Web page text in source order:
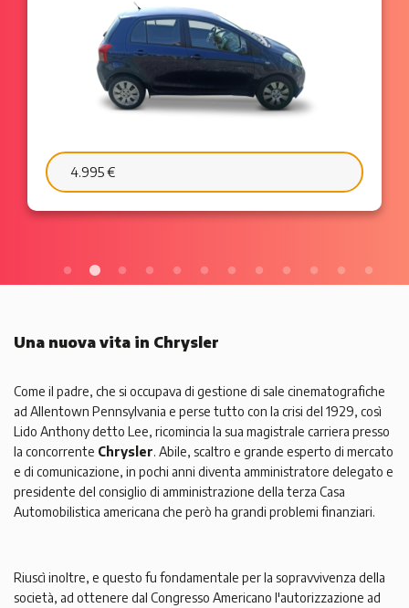
103 €/mese
Una nuova vita in Chrysler
Come il padre, che si occupava di gestione di sale cinematografiche
ad Allentown Pennsylvania e perse tutto con la crisi del 1929, così
Lido Anthony detto Lee, ricomincia la sua magistrale carriera presso
la concorrente Chrysler. Abile, scaltro e grande esperto di mercato
e di comunicazione, in pochi anni diventa amministratore delegato e
presidente del consiglio di amministrazione della terza Casa
Automobilistica americana che però ha grandi problemi finanziari.
Riuscì inoltre, e questo fu fondamentale per la sopravvivenza della
società, ad ottenere dal Congresso Americano l'autorizzazione ad